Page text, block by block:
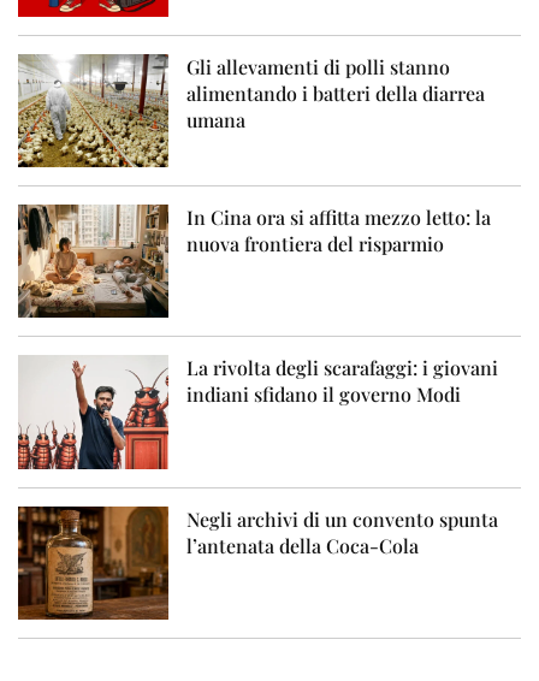
Gli allevamenti di polli stanno
alimentando i batteri della diarrea
umana
In Cina ora si affitta mezzo letto: la
nuova frontiera del risparmio
La rivolta degli scarafaggi: i giovani
indiani sfidano il governo Modi
Negli archivi di un convento spunta
l’antenata della Coca-Cola